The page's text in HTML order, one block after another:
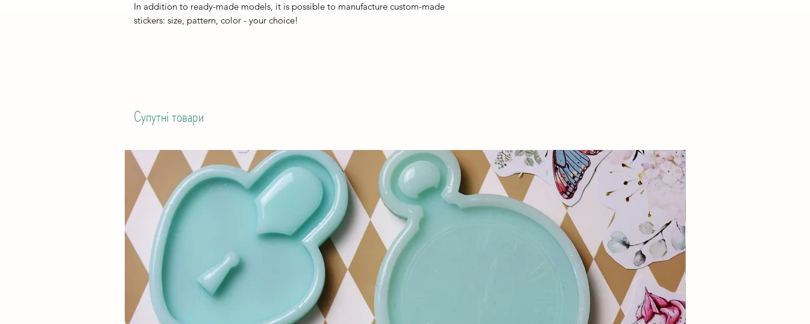
In addition to ready-made models, it is possible to manufacture custom-made
stickers: size, pattern, color - your choice!
Супутні товари